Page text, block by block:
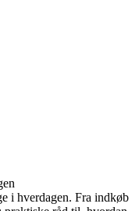
i hverdagen. Fra indkøb